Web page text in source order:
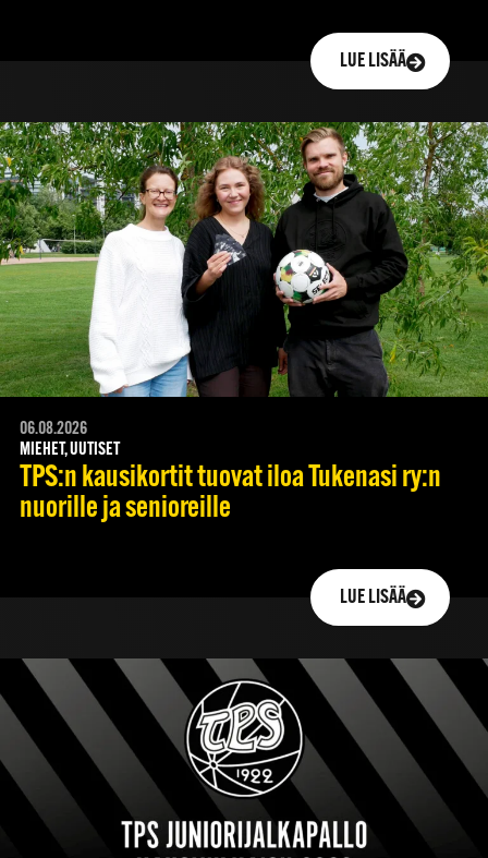
LUE LISÄÄ
06.08.2026
MIEHET, UUTISET
TPS:n kausikortit tuovat iloa Tukenasi ry:n
nuorille ja senioreille
LUE LISÄÄ